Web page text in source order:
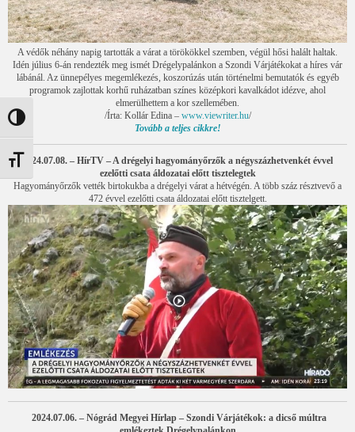
Nagy kontraszt váltása
Betűméret váltása
A védők néhány napig tartották a várat a törökökkel szemben, végül hősi halált haltak.
Idén július 6-án rendezték meg ismét Drégelypalánkon a Szondi Várjátékokat a híres vár
lábánál. Az ünnepélyes megemlékezés, koszorúzás után történelmi bemutatók és egyéb
programok zajlottak korhű ruházatban színes középkori kavalkádot idézve, ahol
elmerülhettem a kor szellemében.
/Írta: Kollár Edina – www.viewriter.hu/
Tovább a teljes cikkre!
2024.07.08. – HírTV – A drégelyi hagyományőrzők a négyszázhetvenkét évvel
ezelőtti csata áldozatai előtt tisztelegtek
Hagyományőrzők vették birtokukba a drégelyi várat a hétvégén. A több száz résztvevő a
472 évvel ezelőtti csata áldozatai előtt tisztelgett.
2024.07.06. – Nógrád Megyei Hírlap – Szondi Várjátékok: a dicső múltra